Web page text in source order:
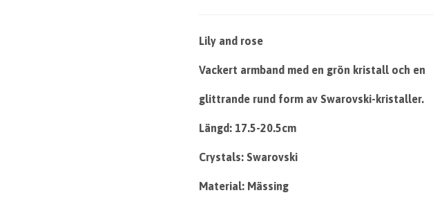
Lily and rose
Vackert armband med en grön kristall och en
glittrande rund form av Swarovski-kristaller.
Längd: 17.5-20.5cm
Crystals: Swarovski
Material: Mässing